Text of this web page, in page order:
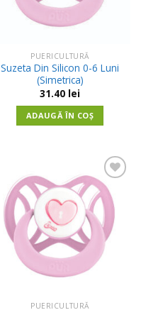
PUERICULTURĂ
Suzeta Din Silicon 0-6 Luni
(Simetrica)
31.40 lei
ADAUGĂ ÎN COȘ
Adauga
in
Wishlist
PUERICULTURĂ